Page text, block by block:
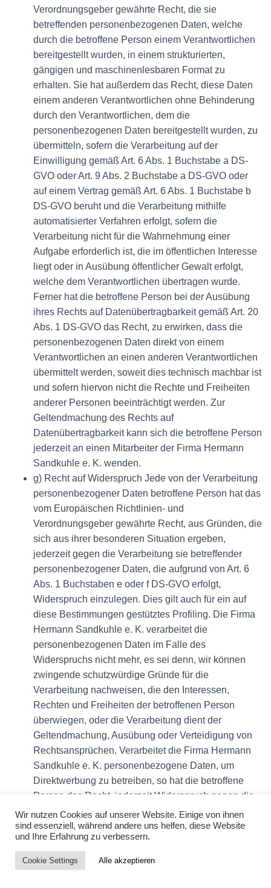
Verordnungsgeber gewährte Recht, die sie
betreffenden personenbezogenen Daten, welche
durch die betroffene Person einem Verantwortlichen
bereitgestellt wurden, in einem strukturierten,
gängigen und maschinenlesbaren Format zu
erhalten. Sie hat außerdem das Recht, diese Daten
einem anderen Verantwortlichen ohne Behinderung
durch den Verantwortlichen, dem die
personenbezogenen Daten bereitgestellt wurden, zu
übermitteln, sofern die Verarbeitung auf der
Einwilligung gemäß Art. 6 Abs. 1 Buchstabe a DS-
GVO oder Art. 9 Abs. 2 Buchstabe a DS-GVO oder
auf einem Vertrag gemäß Art. 6 Abs. 1 Buchstabe b
DS-GVO beruht und die Verarbeitung mithilfe
automatisierter Verfahren erfolgt, sofern die
Verarbeitung nicht für die Wahrnehmung einer
Aufgabe erforderlich ist, die im öffentlichen Interesse
liegt oder in Ausübung öffentlicher Gewalt erfolgt,
welche dem Verantwortlichen übertragen wurde.
Ferner hat die betroffene Person bei der Ausübung
ihres Rechts auf Datenübertragbarkeit gemäß Art. 20
Abs. 1 DS-GVO das Recht, zu erwirken, dass die
personenbezogenen Daten direkt von einem
Verantwortlichen an einen anderen Verantwortlichen
übermittelt werden, soweit dies technisch machbar ist
und sofern hiervon nicht die Rechte und Freiheiten
anderer Personen beeinträchtigt werden. Zur
Geltendmachung des Rechts auf
Datenübertragbarkeit kann sich die betroffene Person
jederzeit an einen Mitarbeiter der Firma Hermann
Sandkuhle e. K. wenden.
g) Recht auf Widerspruch Jede von der Verarbeitung
personenbezogener Daten betroffene Person hat das
vom Europäischen Richtlinien- und
Verordnungsgeber gewährte Recht, aus Gründen, die
sich aus ihrer besonderen Situation ergeben,
jederzeit gegen die Verarbeitung sie betreffender
personenbezogener Daten, die aufgrund von Art. 6
Abs. 1 Buchstaben e oder f DS-GVO erfolgt,
Widerspruch einzulegen. Dies gilt auch für ein auf
diese Bestimmungen gestütztes Profiling. Die Firma
Hermann Sandkuhle e. K. verarbeitet die
personenbezogenen Daten im Falle des
Widerspruchs nicht mehr, es sei denn, wir können
zwingende schutzwürdige Gründe für die
Verarbeitung nachweisen, die den Interessen,
Rechten und Freiheiten der betroffenen Person
überwiegen, oder die Verarbeitung dient der
Geltendmachung, Ausübung oder Verteidigung von
Rechtsansprüchen. Verarbeitet die Firma Hermann
Sandkuhle e. K. personenbezogene Daten, um
Direktwerbung zu betreiben, so hat die betroffene
Person das Recht, jederzeit Widerspruch gegen die
Verarbeitung der personenbezogenen Daten zum
Zwecke derartiger Werbung einzulegen. Dies gilt
auch für das Profiling, soweit es mit solcher
Direktwerbung in Verbindung steht. Widerspricht die
betroffene Person gegenüber der Firma Hermann
Wir nutzen Cookies auf unserer Website. Einige von ihnen
sind essenziell, während andere uns helfen, diese Website
und Ihre Erfahrung zu verbessern.
Cookie Settings Alle akzeptieren